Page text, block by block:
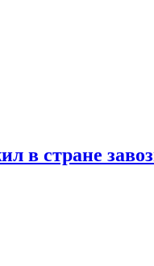
в стране